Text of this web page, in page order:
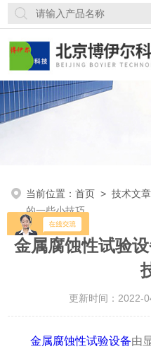
当前位置：首页 >技术文章
的一些小技巧
金属腐蚀性试验
更新时间：2022-
金属腐蚀性试验设备由